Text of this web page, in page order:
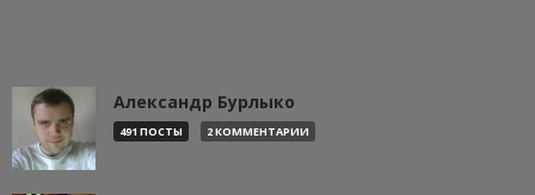
Александр Бурлыко
491 ПОСТЫ 2 КОММЕНТАРИИ